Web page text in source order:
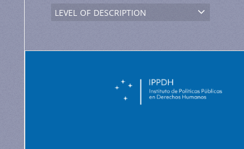
level of description